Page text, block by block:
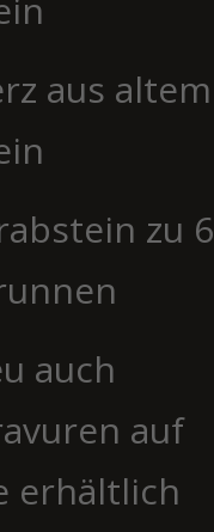
aus altem
zu 6
auch
auf
erhältlich